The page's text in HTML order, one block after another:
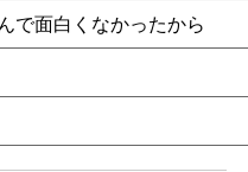
で面白くなかったから